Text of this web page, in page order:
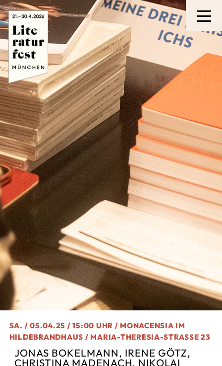
SA. / 05.04.25 / 15:00 UHR / MONACENSIA IM
HILDEBRANDHAUS / MARIA-THERESIA-STRASSE 23
JONAS BOKELMANN, IRENE GÖTZ,
CHRISTINA MADENACH, NIKOLAI